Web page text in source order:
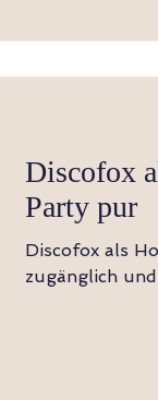
und Rechts vorwärts
Discofox
Party pur
Discofox als
zugänglich